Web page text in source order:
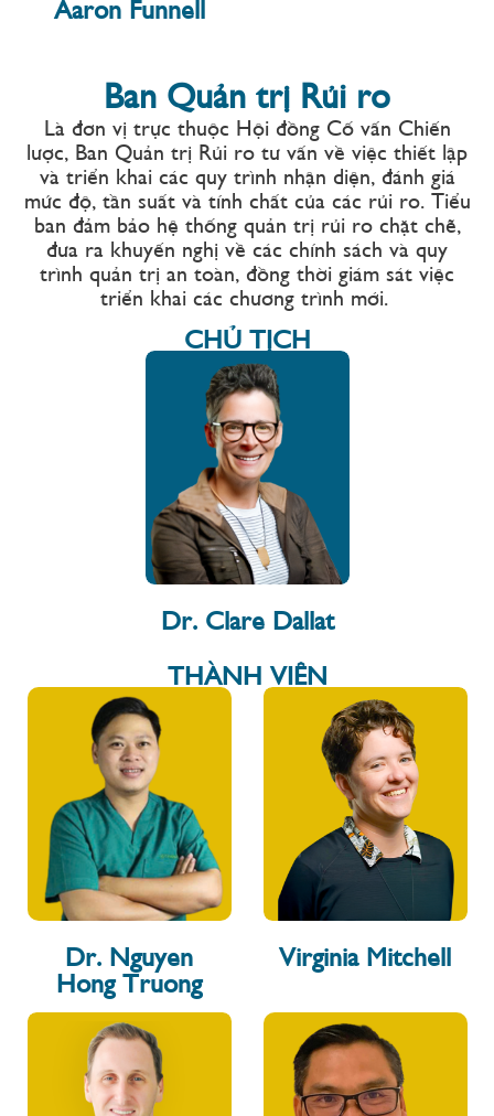
Aaron Funnell
Ban Quản trị Rủi ro
Là đơn vị trực thuộc Hội đồng Cố vấn Chiến
lược, Ban Quản trị Rủi ro tư vấn về việc thiết lập
và triển khai các quy trình nhận diện, đánh giá
mức độ, tần suất và tính chất của các rủi ro. Tiểu
ban đảm bảo hệ thống quản trị rủi ro chặt chẽ,
đưa ra khuyến nghị về các chính sách và quy
trình quản trị an toàn, đồng thời giám sát việc
triển khai các chương trình mới.
CHỦ TỊCH
Dr. Clare Dallat
THÀNH VIÊN
Dr. Nguyen
Hong Truong
Virginia Mitchell